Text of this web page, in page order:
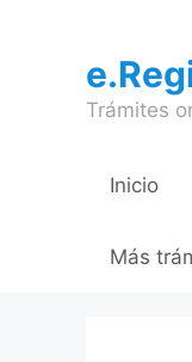
contenido
Trámites
Inicio
Más